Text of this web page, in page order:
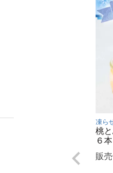
凍ら
桃
６本
販